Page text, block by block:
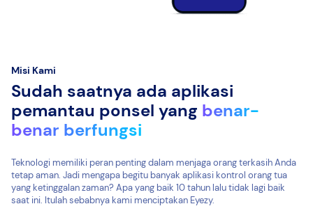
Misi Kami
Sudah saatnya ada aplikasi
pemantau ponsel yang benar-
benar berfungsi
Teknologi memiliki peran penting dalam menjaga orang terkasih Anda
tetap aman. Jadi mengapa begitu banyak aplikasi kontrol orang tua
yang ketinggalan zaman? Apa yang baik 10 tahun lalu tidak lagi baik
saat ini. Itulah sebabnya kami menciptakan Eyezy.